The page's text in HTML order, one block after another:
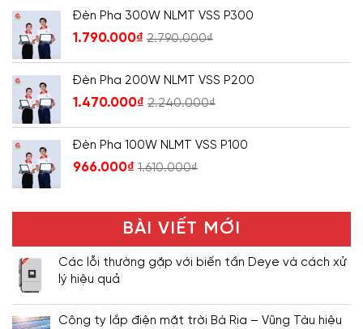
Đèn Pha 300W NLMT VSS P300
1.790.000₫ 2.790.000₫
Đèn Pha 200W NLMT VSS P200
1.470.000₫ 2.240.000₫
Đèn Pha 100W NLMT VSS P100
966.000₫ 1.610.000₫
BÀI VIẾT MỚI
Các lỗi thường gặp với biến tần Deye và cách xử
lý hiệu quả
Công ty lắp điện mặt trời Bà Rịa – Vũng Tàu hiệu